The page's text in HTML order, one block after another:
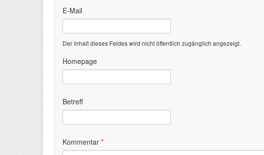
E-Mail
Der Inhalt dieses Feldes wird nicht öffentlich zugänglich angezeigt.
Homepage
Betreff
Kommentar *